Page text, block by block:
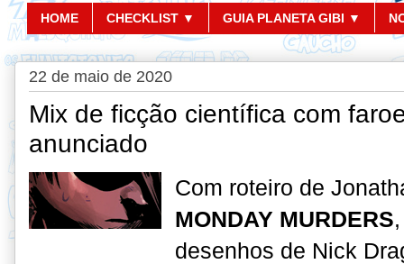
HOME CHECKLIST ▼ GUIA PLANETA GIBI ▼
22 de maio de 2020
Mix de ficção científica com
anunciado
Com roteiro de
MONDAY MURDERS
desenhos de Nick